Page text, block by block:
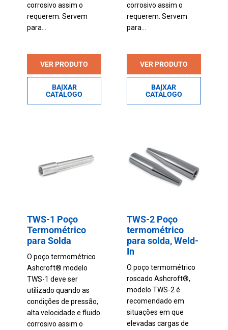
corrosivo assim o
requerem. Servem
para...
VER PRODUTO
BAIXAR
CATÁLOGO
corrosivo assim o
requerem. Servem
para...
VER PRODUTO
BAIXAR
CATÁLOGO
TWS-1 Poço
Termométrico
para Solda
O poço termométrico
Ashcroft® modelo
TWS-1 deve ser
utilizado quando as
condições de pressão,
alta velocidade e fluido
corrosivo assim o
TWS-2 Poço
termométrico
para solda, Weld-
In
O poço termométrico
roscado Ashcroft®,
modelo TWS-2 é
recomendado em
situações em que
elevadas cargas de